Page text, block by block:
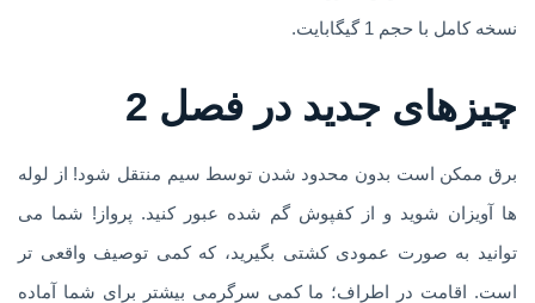
نسخه کامل با حجم 1 گیگابایت.
چیزهای جدید در فصل 2
برق ممکن است بدون محدود شدن توسط سیم منتقل شود! از لوله
ها آویزان شوید و از کفپوش گم شده عبور کنید. پرواز! شما می
توانید به صورت عمودی کشتی بگیرید، که کمی توصیف واقعی تر
است. اقامت در اطراف؛ ما کمی سرگرمی بیشتر برای شما آماده